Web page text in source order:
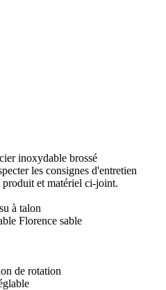
inoxydable brossé
les consignes d'entretien
produit et matériel ci-joint.
à talon
Florence sable
de rotation